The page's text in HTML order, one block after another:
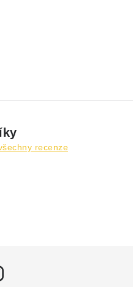
recenze